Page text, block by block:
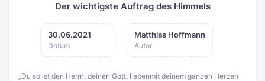
Der wichtigste Auftrag des Himmels
30.06.2021
Datum
Matthias Hoffmann
Autor
„Du sollst den Herrn, deinen Gott, liebenmit deinem ganzen Herzen